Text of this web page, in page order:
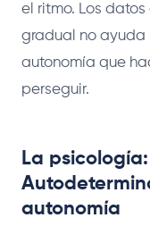
el ritmo. Los
gradual no
autonomía que
perseguir.
La
autonomía